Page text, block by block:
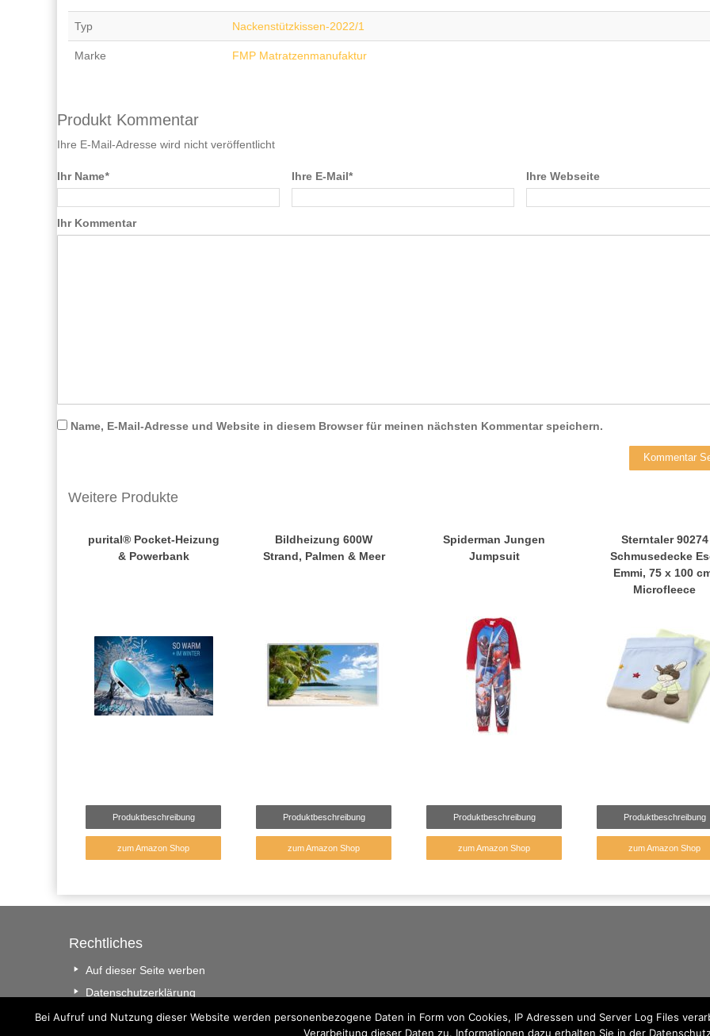
Typ Nackenstützkissen-2022/1
Marke FMP Matratzenmanufaktur
Produkt Kommentar
Ihre E-Mail-Adresse wird nicht veröffentlicht
Ihr Name* Ihre E-Mail* Ihre Webseite
Ihr Kommentar
Name, E-Mail-Adresse und Website in diesem Browser für meinen nächsten Kommentar speichern.
Weitere Produkte
purital® Pocket-Heizung
& Powerbank
Produktbeschreibung
zum Amazon Shop
Bildheizung 600W
Strand, Palmen & Meer
Produktbeschreibung
zum Amazon Shop
Spiderman Jungen
Jumpsuit
Produktbeschreibung
zum Amazon Shop
Sterntaler 90274
Schmusedecke
Emmi, 75 x 100
Microfleece
Produktbeschreibung
zum Amazon Shop
Rechtliches
Auf dieser Seite werben
Datenschutzerklärung
Impressum
Bei Aufruf und Nutzung dieser Website werden personenbezogene Daten in Form von Cookies, IP Adressen und Server Log Files
Verarbeitung dieser Daten zu. Informationen dazu erhalten Sie in der